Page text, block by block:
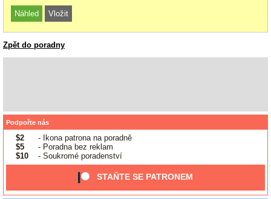
Zpět do poradny
Podpořte nás
$2
- Ikona patrona na poradně
$5
- Poradna bez reklam
$10
- Soukromé poradenství
STAŇTE SE PATRONEM